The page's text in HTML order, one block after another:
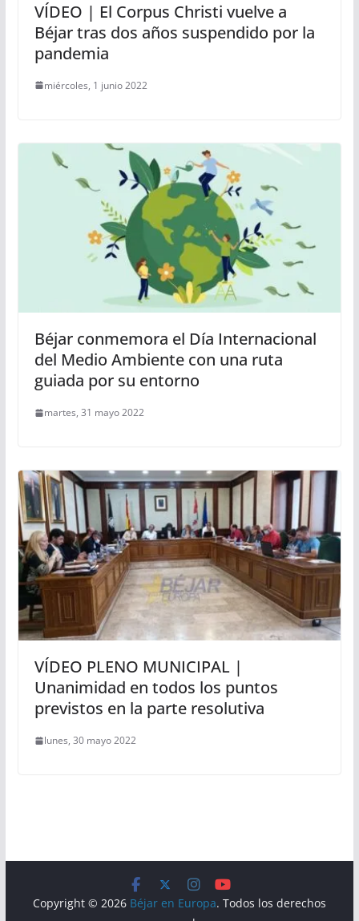
VÍDEO | El Corpus Christi vuelve a
Béjar tras dos años suspendido por la
pandemia
miércoles, 1 junio 2022
Béjar conmemora el Día Internacional
del Medio Ambiente con una ruta
guiada por su entorno
martes, 31 mayo 2022
VÍDEO PLENO MUNICIPAL |
Unanimidad en todos los puntos
previstos en la parte resolutiva
lunes, 30 mayo 2022
Copyright © 2026 Béjar en Europa. Todos los derechos